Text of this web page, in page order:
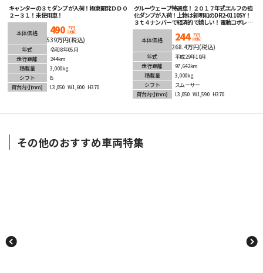
キャンターの３ｔダンプが入荷！極東開発ＤＤ０
２－３１！未使用車！
本体価格 490 万円
(税抜)
539万円(税込)
年式
令和8年05月
走行距離
244km
積載量
3,000kg
シフト
I5
荷台内寸(mm) L3,050 W1,600 H370
グルーウェーブ特選車！２０１７年式エルフの強
化ダンプが入荷！上物は新明和のDR2-0110SY！
３ｔ４ナンバーで経済的で嬉しい！電動コボレー
ンでこぼれんないです！フルフラットローで積み
降ろし楽々！オートマチックでマニュアルに不慣
れな方でも安心して運転可能！安全装備充実！
ETC車載器も装着済み！まだまだ現役の1台！
本体価格 244 万円
(税抜)
268.4万円(税込)
年式
平成29年10月
走行距離
97,642km
積載量
3,000kg
シフト
スムーサー
荷台内寸(mm) L3,050 W1,590 H370
その他のおすすめ車両特集